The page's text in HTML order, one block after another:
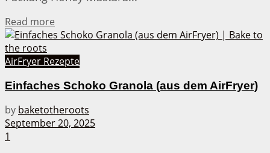
Read more
AirFryer Rezepte
Einfaches Schoko Granola (aus dem AirFryer)
by baketotheroots
September 20, 2025
1